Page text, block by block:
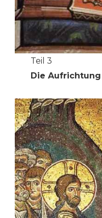
Teil 3
Die Aufrichtung